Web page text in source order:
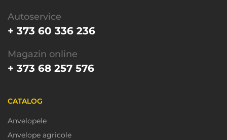
Autoservice
+ 373 60 336 236
Magazin online
+ 373 68 257 576
CATALOG
Anvelopele
Anvelope agricole